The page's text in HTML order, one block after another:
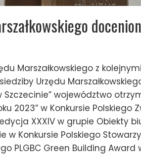
Marszałkowskiego z
Urzędu
województwo
2023” w Konkursie Polskiego
XXXIV w grupie Obiekty
w Konkursie Polskiego
PLGBC Green Building Award